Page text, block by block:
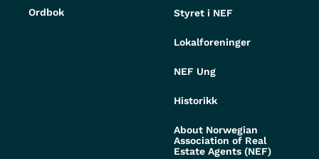
Ordbok Styret i NEF
Lokalforeninger
NEF Ung
Historikk
About Norwegian
Association of Real
Estate Agents (NEF)